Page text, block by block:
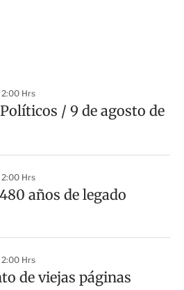
Hrs
/ 9 de agosto de
Hrs
años de legado
Hrs
de viejas páginas